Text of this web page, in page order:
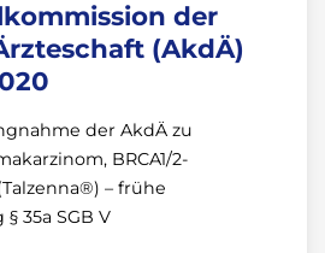
der
(AkdÄ)
der AkdÄ zu
BRCA1/2-
– frühe
35a SGB V